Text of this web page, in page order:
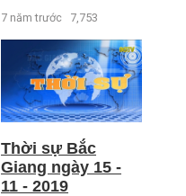
7 năm trước 7,753
Thời sự Bắc
Giang ngày 15 -
11 - 2019